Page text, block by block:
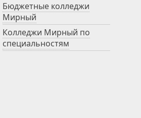
Бюджетные колледжи
Мирный
Колледжи Мирный по
специальностям